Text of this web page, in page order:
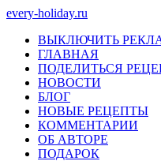
every-holiday.ru
ВЫКЛЮЧИТЬ
ГЛАВНАЯ
ПОДЕЛИТЬСЯ
НОВОСТИ
БЛОГ
НОВЫЕ РЕЦЕПТЫ
КОММЕНТАРИИ
ОБ АВТОРЕ
ПОДАРОК